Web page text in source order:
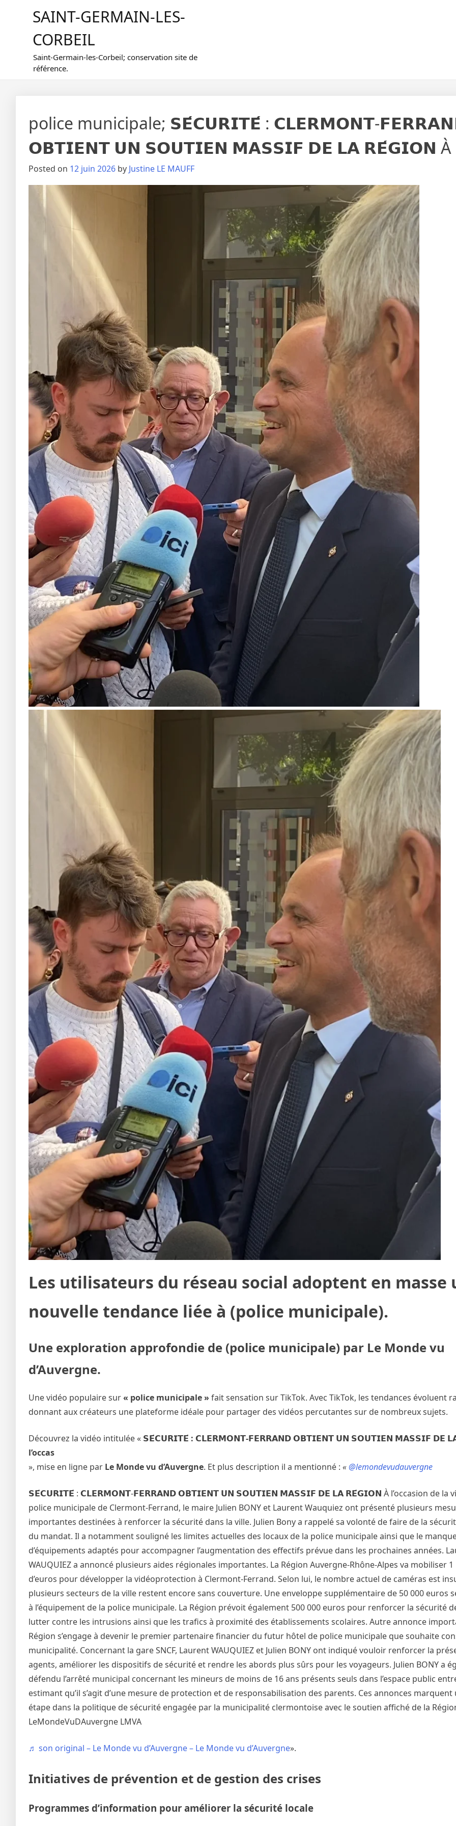
SAINT-GERMAIN-LES-
CORBEIL
Saint-Germain-les-Corbeil; conservation site de
référence.
police municipale; 𝗦𝗘́𝗖𝗨𝗥𝗜𝗧𝗘́ : 𝗖𝗟𝗘𝗥𝗠𝗢𝗡𝗧-
𝗢𝗕𝗧𝗜𝗘𝗡𝗧 𝗨𝗡 𝗦𝗢𝗨𝗧𝗜𝗘𝗡 𝗠𝗔𝗦𝗦𝗜𝗙 𝗗𝗘 𝗟𝗔 𝗥𝗘́𝗚𝗜𝗢𝗡 À
Posted on 12 juin 2026 by Justine LE MAUFF
Les utilisateurs du réseau social adoptent en masse
nouvelle tendance liée à (police municipale).
Une exploration approfondie de (police municipale) par Le Monde vu
d’Auvergne.
Une vidéo populaire sur« police municipale » fait sensation sur TikTok. Avec TikTok, les tendances évoluent
donnant aux créateurs une plateforme idéale pour partager des vidéos percutantes sur de nombreux sujets.
Découvrez la vidéo intitulée « 𝗦𝗘́𝗖𝗨𝗥𝗜𝗧𝗘́ : 𝗖𝗟𝗘𝗥𝗠𝗢𝗡𝗧-𝗙𝗘𝗥𝗥𝗔𝗡𝗗 𝗢𝗕𝗧𝗜𝗘𝗡𝗧 𝗨𝗡 𝗦𝗢𝗨𝗧𝗜𝗘𝗡 𝗠𝗔𝗦𝗦𝗜𝗙 𝗗𝗘
l’occas
», mise en ligne par Le Monde vu d’Auvergne. Et plus description il a mentionné : «@lemondevudauvergne
𝗦𝗘́𝗖𝗨𝗥𝗜𝗧𝗘́ : 𝗖𝗟𝗘𝗥𝗠𝗢𝗡𝗧-𝗙𝗘𝗥𝗥𝗔𝗡𝗗 𝗢𝗕𝗧𝗜𝗘𝗡𝗧 𝗨𝗡 𝗦𝗢𝗨𝗧𝗜𝗘𝗡 𝗠𝗔𝗦𝗦𝗜𝗙 𝗗𝗘 𝗟𝗔 𝗥𝗘́𝗚𝗜𝗢𝗡 À l’occasion de la
police municipale de Clermont-Ferrand, le maire Julien BONY et Laurent Wauquiez ont présenté plusieurs
importantes destinées à renforcer la sécurité dans la ville. Julien Bony a rappelé sa volonté de faire de la
du mandat. Il a notamment souligné les limites actuelles des locaux de la police municipale ainsi que le
d’équipements adaptés pour accompagner l’augmentation des effectifs prévue dans les prochaines années.
WAUQUIEZ a annoncé plusieurs aides régionales importantes. La Région Auvergne-Rhône-Alpes va mobiliser
d’euros pour développer la vidéoprotection à Clermont-Ferrand. Selon lui, le nombre actuel de caméras est
plusieurs secteurs de la ville restent encore sans couverture. Une enveloppe supplémentaire de 50 000 euros
à l’équipement de la police municipale. La Région prévoit également 500 000 euros pour renforcer la sécurité
lutter contre les intrusions ainsi que les trafics à proximité des établissements scolaires. Autre annonce
Région s’engage à devenir le premier partenaire financier du futur hôtel de police municipale que souhaite
municipalité. Concernant la gare SNCF, Laurent WAUQUIEZ et Julien BONY ont indiqué vouloir renforcer la
agents, améliorer les dispositifs de sécurité et rendre les abords plus sûrs pour les voyageurs. Julien BONY a
défendu l’arrêté municipal concernant les mineurs de moins de 16 ans présents seuls dans l’espace public
estimant qu’il s’agit d’une mesure de protection et de responsabilisation des parents. Ces annonces marquent
étape dans la politique de sécurité engagée par la municipalité clermontoise avec le soutien affiché de la
LeMondeVuDAuvergne LMVA
♬ son original – Le Monde vu d’Auvergne – Le Monde vu d’Auvergne».
Initiatives de prévention et de gestion des crises
Programmes d’information pour améliorer la sécurité locale